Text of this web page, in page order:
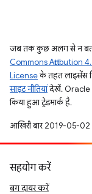
जब तक कुछ अलग से न
Commons Attribution
Licenseके तहत लाइसेंस
साइट नीतियांदेखें. Oracle
किया हुआ ट्रेडमार्क है.
आखिरी बार 2019-05-02
सहयोग करें
बग दायर करें